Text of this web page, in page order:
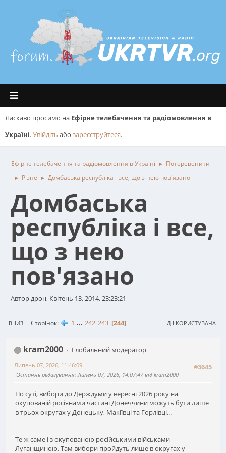
Ласкаво просимо на Ефірне телебачення та радіомовлення в
Україні.Увійдіть або зареєструйтеся.
Ефірне телебачення та радіомовлення в Україні ► Потеревенити
► Різне ► Домбаська республіка і все, що з нею пов'язано
Домбаська
республіка і все,
що з нею
пов'язано
Автор дрон, Квітень 13, 2014, 23:23:21
ВНИЗ Сторінок 1 ... 242 243 244 ДІЇ КОРИСТУВАЧА
kram2000
Глобальний модератор
#3645
Липень 07, 2026, 11:46:09
Останнє редагування: Липень 07, 2026, 14:07:47 від kram2000
По суті, вибори до Держдуми у вересні 2026 року на
окупованій росіянами частині Донеччини можуть бути лише
в трьох округах у Донецьку, Макіївці та Горлівці...
Те ж саме і з окупованою російськими військами
Луганщиною. Там вибори пройдуть лише в округах у